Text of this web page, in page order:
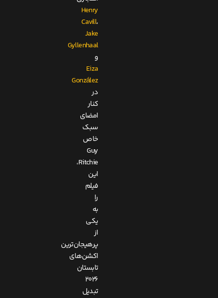
Henry
Cavill،
Jake
Gyllenhaal
و
Eiza
González
در
کنار
امضای
سبک
خاص
Guy
Ritchie،
این
فیلم
را
به
یکی
از
پرهیجان‌ترین
اکشن‌های
تابستان
۲۰۲۶
تبدیل